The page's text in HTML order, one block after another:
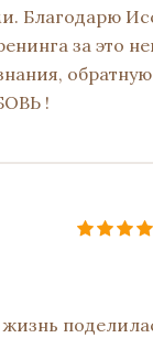
Благодарю
за это
!